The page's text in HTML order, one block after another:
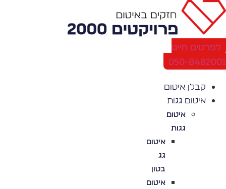
לפרטים חייגו
050-
קבלן איטום
איטום גגות
איטום
גגות
איטום
גג
בטון
איטום